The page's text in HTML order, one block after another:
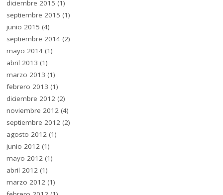
diciembre 2015 (1)
septiembre 2015 (1)
junio 2015 (4)
septiembre 2014 (2)
mayo 2014 (1)
abril 2013 (1)
marzo 2013 (1)
febrero 2013 (1)
diciembre 2012 (2)
noviembre 2012 (4)
septiembre 2012 (2)
agosto 2012 (1)
junio 2012 (1)
mayo 2012 (1)
abril 2012 (1)
marzo 2012 (1)